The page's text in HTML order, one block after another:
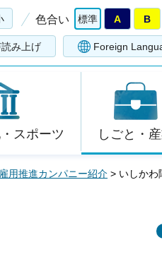
色合い 標準 A B
み上げ Foreign
スポーツ しごと・
用推進カンパニー紹介 > いしかわ